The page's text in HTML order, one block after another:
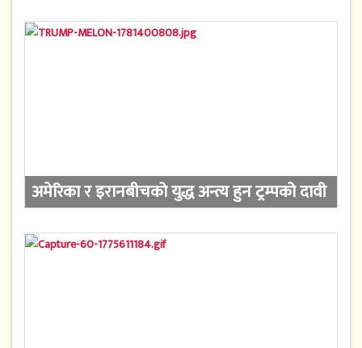
अमेरिका र इरानबीचको युद्ध अन्त्य हुन ट्रम्पको दावी